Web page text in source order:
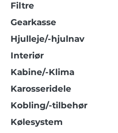
Filtre
Gearkasse
Hjulleje/-hjulnav
Interiør
Kabine/-Klima
Karosseridele
Kobling/-tilbehør
Kølesystem